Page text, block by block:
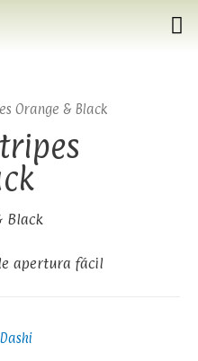
Orange & Black
Black
apertura fácil
Dashi